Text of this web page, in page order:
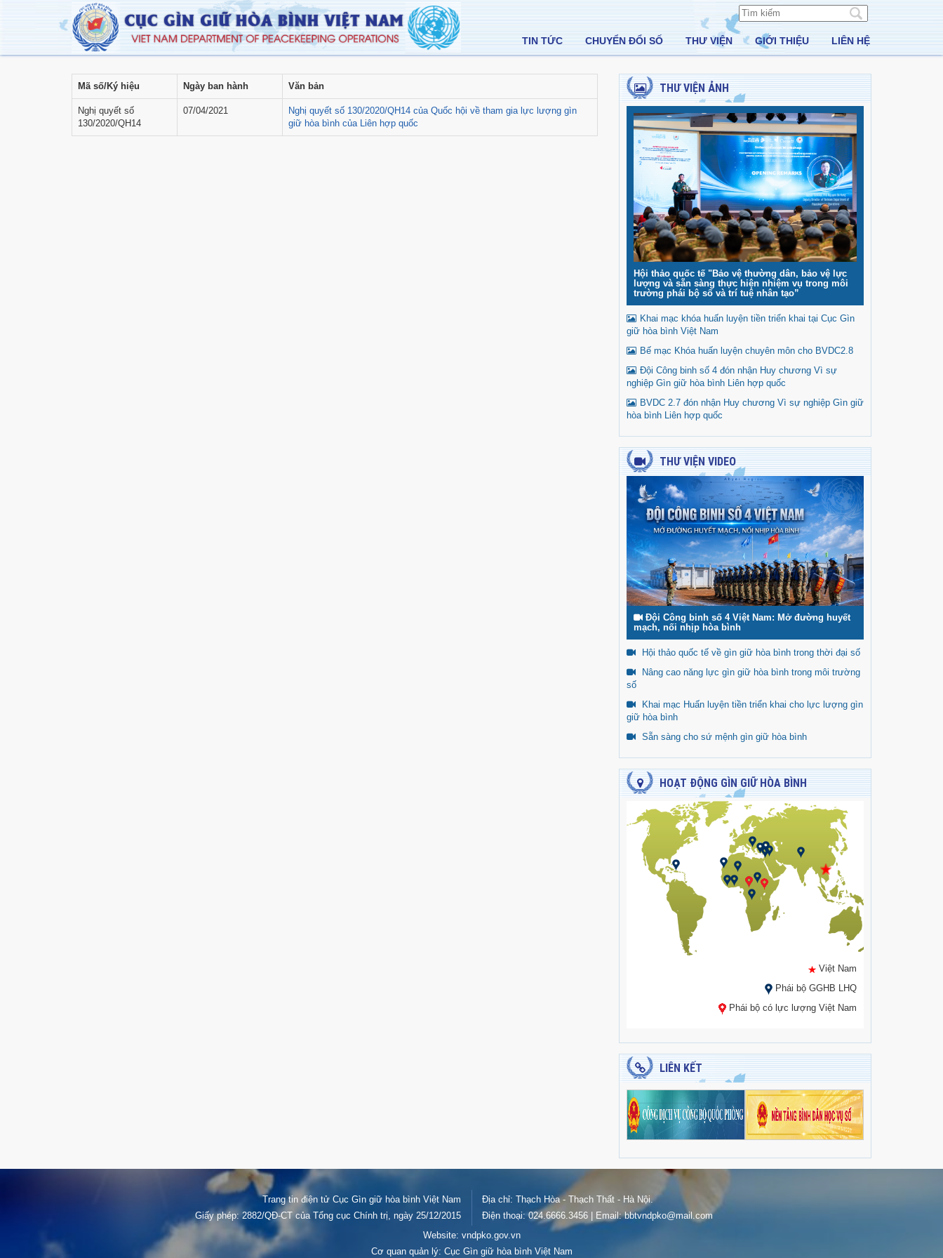
TIN TỨC CHUYỂN ĐỔI SỐ THƯ VIỆN GIỚI THIỆU LIÊN HỆ
Mã số/Ký hiệu Ngày ban hành Văn bản
Nghị quyết số
130/2020/QH14
07/04/2021
Nghị quyết số 130/2020/QH14 của Quốc hội về tham gia lực lượng gìn
giữ hòa bình của Liên hợp quốc
THƯ VIỆN ẢNH
Hội thảo quốc tế "Bảo vệ thường dân, bảo vệ lực
lượng và sẵn sàng thực hiện nhiệm vụ trong môi
trường phái bộ số và trí tuệ nhân tạo”
Khai mạc khóa huấn luyện tiền triển khai tại Cục Gìn
giữ hòa bình Việt Nam
Bế mạc Khóa huấn luyện chuyên môn cho BVDC2.8
Đội Công binh số 4 đón nhận Huy chương Vì sự
nghiệp Gìn giữ hòa bình Liên hợp quốc
BVDC 2.7 đón nhận Huy chương Vì sự nghiệp Gìn giữ
hòa bình Liên hợp quốc
THƯ VIỆN VIDEO
Đội Công binh số 4 Việt Nam: Mở đường huyết
mạch, nối nhịp hòa bình
Hội thảo quốc tế về gìn giữ hòa bình trong thời đại số
Nâng cao năng lực gìn giữ hòa bình trong môi trường
số
Khai mạc Huấn luyện tiền triển khai cho lực lượng gìn
giữ hòa bình
Sẵn sàng cho sứ mệnh gìn giữ hòa bình
HOẠT ĐỘNG GÌN GIỮ HÒA BÌNH
Việt Nam
Phái bộ GGHB LHQ
Phái bộ có lực lượng Việt Nam
LIÊN KẾT
Trang tin điện tử Cục Gìn giữ hòa bình Việt Nam
Giấy phép: 2882/QĐ-CT của Tổng cục Chính trị, ngày 25/12/2015
Địa chỉ: Thạch Hòa - Thạch Thất - Hà Nội.
Điện thoại: 024.6666.3456 | Email: bbtvndpko@mail.com
Website: vndpko.gov.vn
Cơ quan quản lý: Cục Gìn giữ hòa bình Việt Nam